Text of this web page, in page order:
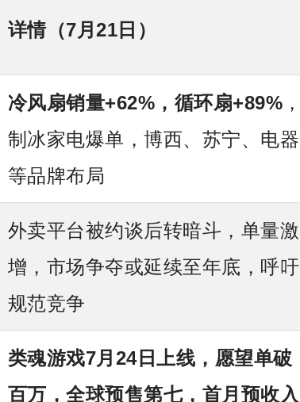
详情（7月21日）
冷风扇销量+62%，循环扇+89% ，
制冰家电爆单，博西、苏宁、电器
等品牌布局
外卖平台被约谈后转暗斗，单量激
增，市场争夺或延续至年底，呼吁
规范竞争
类魂游戏7月24日上线，愿望单破
百万，全球预售第七，首月 预收入